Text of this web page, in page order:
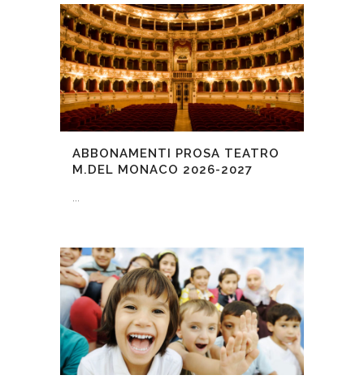
ABBONAMENTI PROSA TEATRO
M.DEL MONACO 2026-2027